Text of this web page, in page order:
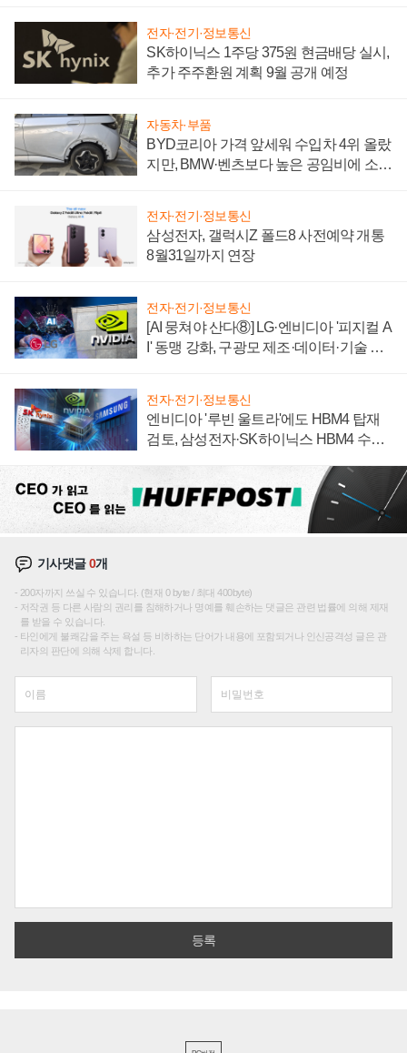
전자·전기·정보통신
SK하이닉스 1주당 375원 현금배당 실시,
추가 주주환원 계획 9월 공개 예정
자동차·부품
BYD코리아 가격 앞세워 수입차 4위 올랐
지만, BMW·벤츠보다 높은 공임비에 소비
전자·전기·정보통신
삼성전자, 갤럭시Z 폴드8 사전예약 개통
8월31일까지 연장
전자·전기·정보통신
[AI 뭉쳐야 산다⑧] LG·엔비디아 '피지컬 A
I' 동맹 강화, 구광모 제조·데이터·기술 결
전자·전기·정보통신
엔비디아 '루빈 울트라'에도 HBM4 탑재
검토, 삼성전자·SK하이닉스 HBM4 수율
기사댓글0개
200자까지 쓰실 수 있습니다. (현재 0 byte / 최대 400byte)
저작권 등 다른 사람의 권리를 침해하거나 명예를 훼손하는 댓글은 관련 법률에 의해 제재
를 받을 수 있습니다.
타인에게 불쾌감을 주는 욕설 등 비하하는 단어가 내용에 포함되거나 인신공격성 글은 관
리자의 판단에 의해 삭제 합니다.